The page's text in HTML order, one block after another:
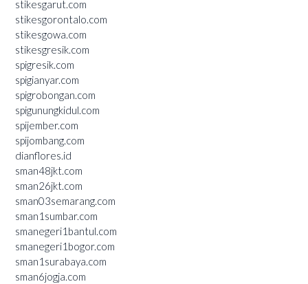
stikesgarut.com
stikesgorontalo.com
stikesgowa.com
stikesgresik.com
spigresik.com
spigianyar.com
spigrobongan.com
spigunungkidul.com
spijember.com
spijombang.com
dianflores.id
sman48jkt.com
sman26jkt.com
sman03semarang.com
sman1sumbar.com
smanegeri1bantul.com
smanegeri1bogor.com
sman1surabaya.com
sman6jogja.com